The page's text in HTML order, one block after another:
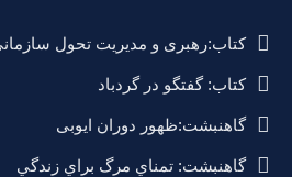
کتاب:رهبری و مدیریت تحول
کتاب: گفتگو در گردباد
گاهنبشت:ظهور دوران ايوبی
گاهنبشت: تمناي مرگ براي زندگي